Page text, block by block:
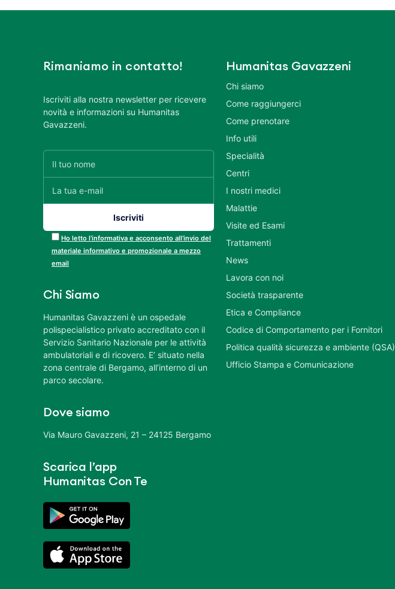
Rimaniamo in contatto!
Iscriviti alla nostra newsletter per ricevere
novità e informazioni su Humanitas
Gavazzeni.
Ho letto l’informativa e acconsento all’invio del
materiale informativo e promozionale a mezzo
email
Chi Siamo
Humanitas Gavazzeni è un ospedale
polispecialistico privato accreditato con il
Servizio Sanitario Nazionale per le attività
ambulatoriali e di ricovero. E’ situato nella
zona centrale di Bergamo, all’interno di un
parco secolare.
Dove siamo
Via Mauro Gavazzeni, 21 – 24125 Bergamo
Scarica l’app
Humanitas Con Te
Humanitas Gavazzeni
Chi siamo
Come raggiungerci
Come prenotare
Info utili
Specialità
Centri
I nostri medici
Malattie
Visite ed Esami
Trattamenti
News
Lavora con noi
Società trasparente
Etica e Compliance
Codice di Comportamento per i Fornitori
Politica qualità sicurezza e ambiente (QSA)
Ufficio Stampa e Comunicazione